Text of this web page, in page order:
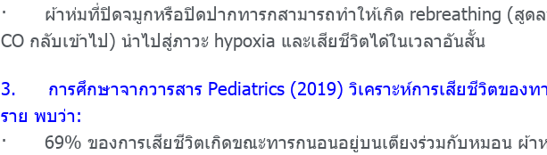
· ผ้าห่มที่ปิดจมูกหรือปิดปากทารกสามารถทำให้เกิด rebreathing (สูด
CO กลับเข้าไป) นำไปสู่ภาวะ hypoxia และเสียชีวิตได้ในเวลาอันสั้น
3. การศึกษาจากวารสาร Pediatrics (2019) วิเคราะห์การเสียชีวิตของท
ราย พบว่า:
· 69% ของการเสียชีวิตเกิดขณะทารกนอนอยู่บนเตียงร่วมกับหมอน ผ้า